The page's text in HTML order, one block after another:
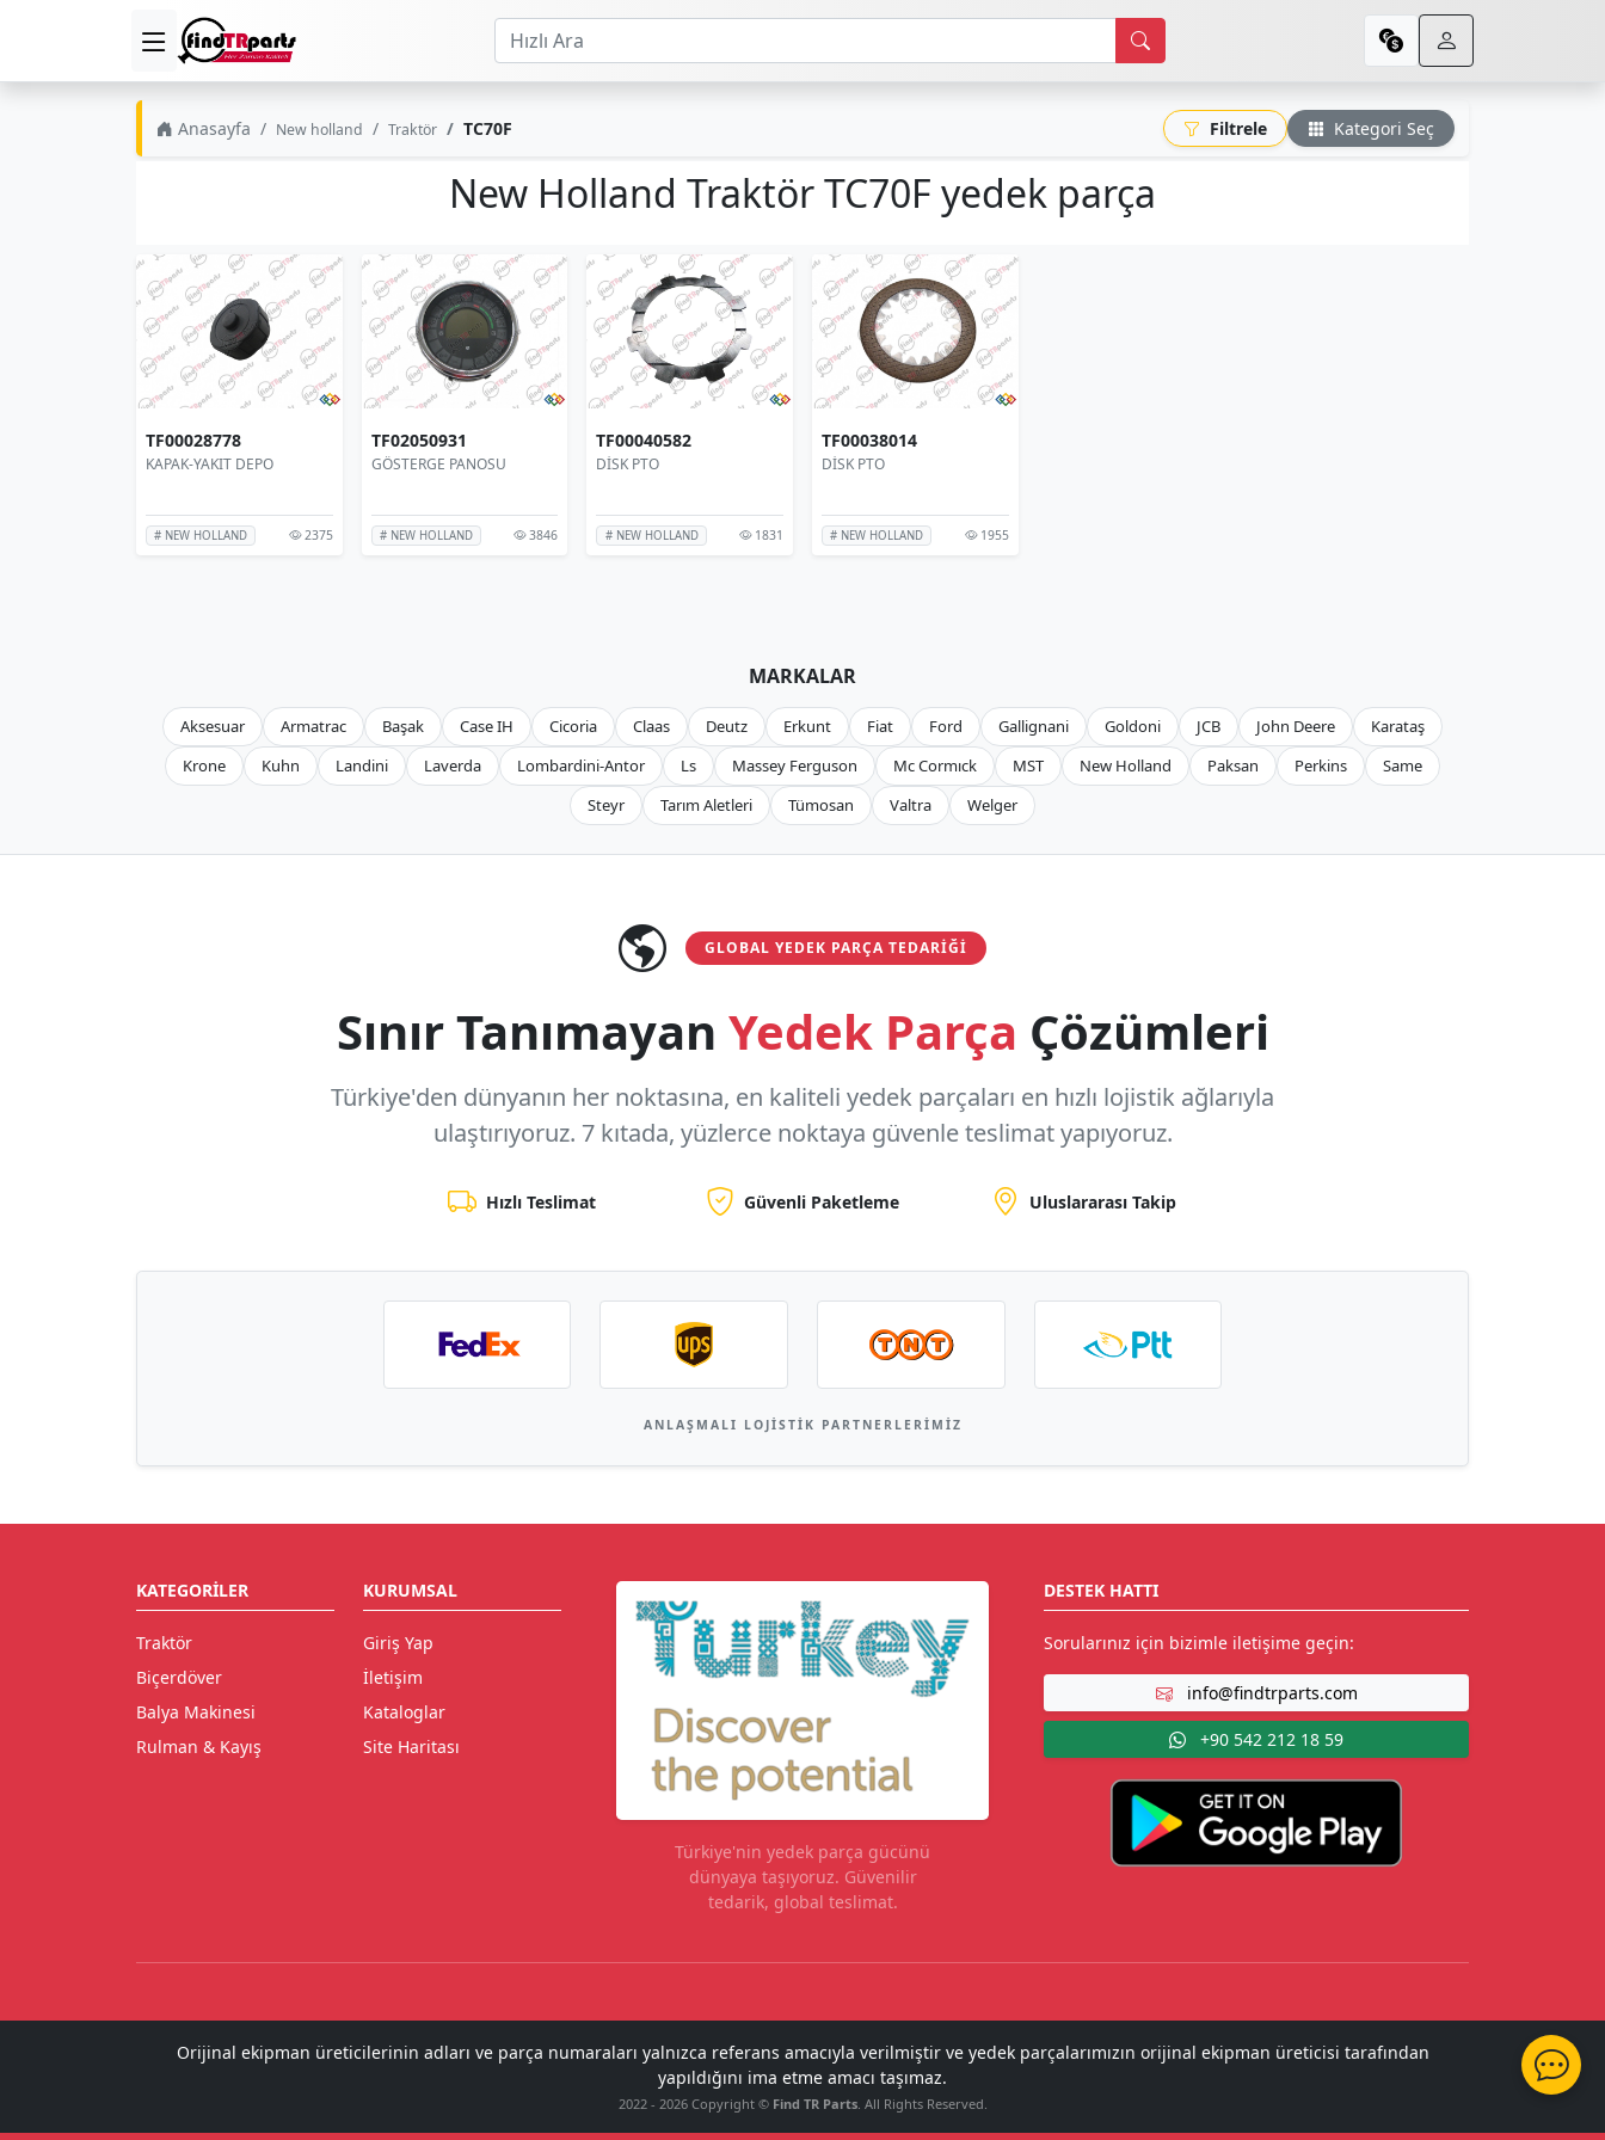
Anasayfa New holland Traktör TC70F Filtrele Kategori Seç
New Holland Traktör TC70F yedek parça
TF00028778
KAPAK-YAKIT DEPO
# NEW HOLLAND 2375
TF02050931
GÖSTERGE PANOSU
# NEW HOLLAND 3846
TF00040582
DİSK PTO
# NEW HOLLAND 1831
TF00038014
DİSK PTO
# NEW HOLLAND 1955
MARKALAR
Aksesuar Armatrac Başak Case IH Cicoria Claas Deutz Erkunt Fiat Ford Gallignani Goldoni JCB John Deere
Karataş
Krone
Kuhn Landini Laverda Lombardini-Antor Ls Massey Ferguson Mc Cormıck MST New Holland Paksan Perkins
Same
Steyr
Tarım Aletleri Tümosan Valtra Welger
GLOBAL YEDEK PARÇA TEDARIĞI
Sınır Tanımayan Yedek Parça Çözümleri
Türkiye'den dünyanın her noktasına, en kaliteli yedek parçaları en hızlı lojistik ağlarıyla
ulaştırıyoruz. 7 kıtada, yüzlerce noktaya güvenle teslimat yapıyoruz.
Hızlı Teslimat Güvenli Paketleme Uluslararası Takip
ANLAŞMALI LOJISTIK PARTNERLERIMIZ
KATEGORILER
Traktör
Biçerdöver
Balya Makinesi
Rulman & Kayış
KURUMSAL
Giriş Yap
İletişim
Kataloglar
Site Haritası
Türkiye'nin yedek parça gücünü
dünyaya taşıyoruz. Güvenilir
tedarik, global teslimat.
DESTEK HATTI
Sorularınız için bizimle iletişime geçin:
info@findtrparts.com
+90 542 212 18 59
Orijinal ekipman üreticilerinin adları ve parça numaraları yalnızca referans amacıyla verilmiştir ve yedek parçalarımızın orijinal ekipman üreticisi tarafından
yapıldığını ima etme amacı taşımaz.
2022 - 2026 Copyright © Find TR Parts. All Rights Reserved.